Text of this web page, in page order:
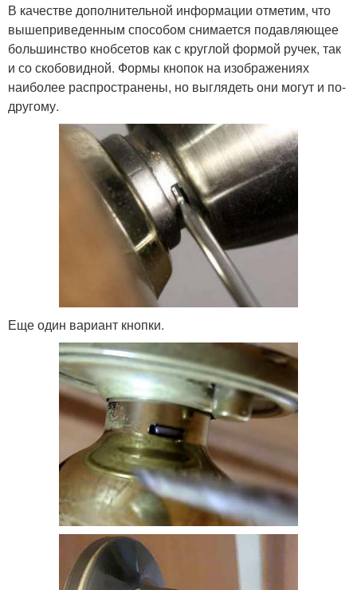
В качестве дополнительной информации отметим, что
вышеприведенным способом снимается подавляющее
большинство кнобсетов как с круглой формой ручек, так
и со скобовидной. Формы кнопок на изображениях
наиболее распространены, но выглядеть они могут и по-
другому.
Еще один вариант кнопки.